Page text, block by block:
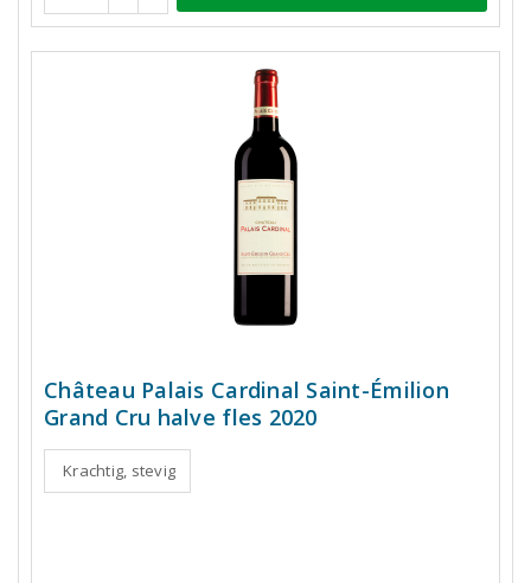
Château Palais Cardinal Saint-Émilion
Grand Cru halve fles 2020
Krachtig, stevig